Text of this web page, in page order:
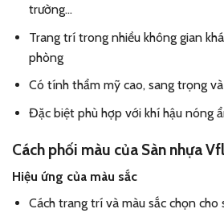
trường…
Trang trí trong nhiều không gian
phòng
Có tính thẩm mỹ cao, sang trọng
Đặc biệt phù hợp với khí hậu nóng
Cách phối màu của Sàn nhựa
Hiệu ứng của màu sắc
Cách trang trí và màu sắc chọn